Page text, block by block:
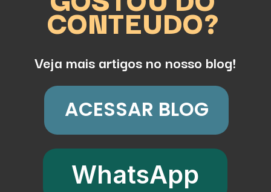
CONTEUDO?
Veja mais artigos no nosso blog!
ACESSAR BLOG
WhatsApp